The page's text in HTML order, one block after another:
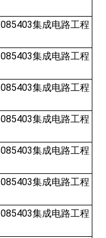
085403集成电路工程
085403集成电路工程
085403集成电路工程
085403集成电路工程
085403集成电路工程
085403集成电路工程
085403集成电路工程